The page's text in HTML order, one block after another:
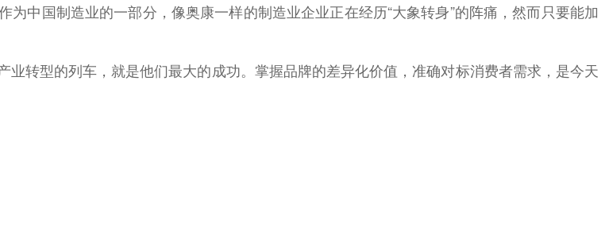
中国制造业的一部分，像奥康一样的制造业企业正在经历“大象转身”的阵痛，然而只要能加
业转型的列车，就是他们最大的成功。掌握品牌的差异化价值，准确对标消费者需求，是今天